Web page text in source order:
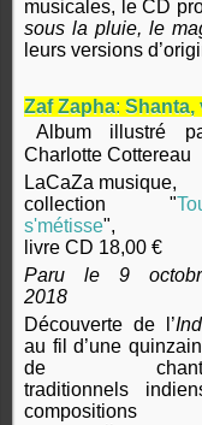
musicales, le CD
sous la pluie, le
leurs versions
Zaf Zapha: Shanta,
Album illustré
Charlotte Cottereau
LaCaZa musique,
collection "
s'métisse",
livre CD 18,00 €
Paru le 9
2018
Découverte de l’
au fil d’une
de
traditionnels
compositions